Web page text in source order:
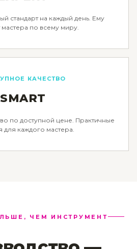
стандарт на каждый день. Ему
по всему миру.
КАЧЕСТВО
SMART
по доступной цене. Практичные
каждого мастера.
ЧЕМ ИНСТРУМЕНТ